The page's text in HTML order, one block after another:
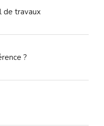
de travaux
?